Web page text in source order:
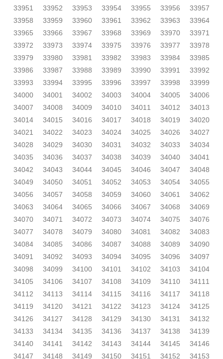
33951
33952 33953 33954 33955 33956
33957
33958
33959 33960 33961 33962 33963
33964
33965
33966 33967 33968 33969 33970
33971
33972
33973 33974 33975 33976 33977
33978
33979
33980 33981 33982 33983 33984
33985
33986
33987 33988 33989 33990 33991
33992
33993
33994 33995 33996 33997 33998
33999
34000
34001 34002 34003 34004 34005
34006
34007
34008 34009 34010 34011 34012
34013
34014
34015 34016 34017 34018 34019
34020
34021
34022 34023 34024 34025 34026
34027
34028
34029 34030 34031 34032 34033
34034
34035
34036 34037 34038 34039 34040
34041
34042
34043 34044 34045 34046 34047
34048
34049
34050 34051 34052 34053 34054
34055
34056
34057 34058 34059 34060 34061
34062
34063
34064 34065 34066 34067 34068
34069
34070
34071 34072 34073 34074 34075
34076
34077
34078 34079 34080 34081 34082
34083
34084
34085 34086 34087 34088 34089
34090
34091
34092 34093 34094 34095 34096
34097
34098
34099 34100 34101 34102 34103
34104
34105
34106 34107 34108 34109 34110
34111
34112
34113 34114 34115 34116 34117
34118
34119
34120 34121 34122 34123 34124
34125
34126
34127 34128 34129 34130 34131
34132
34133
34134 34135 34136 34137 34138
34139
34140
34141 34142 34143 34144 34145
34146
34147
34148 34149 34150 34151 34152
34153